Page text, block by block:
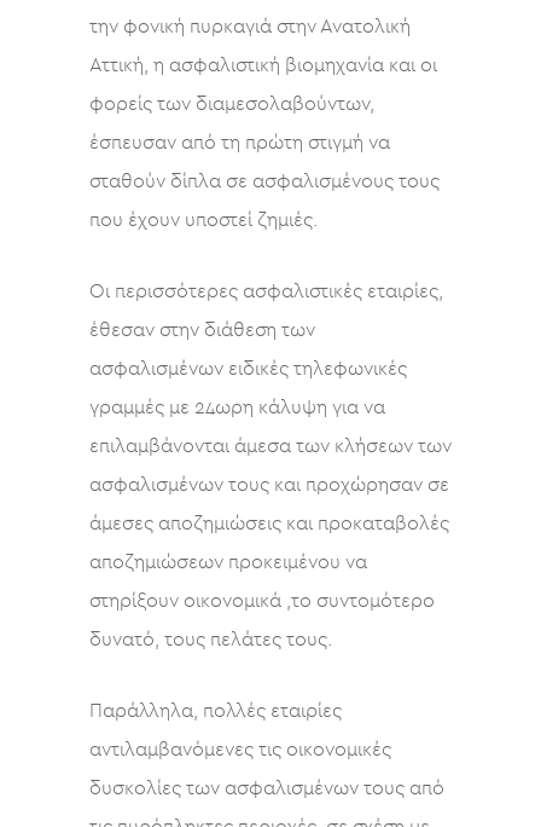
την φονική πυρκαγιά στην Ανατολική
Αττική, η ασφαλιστική βιομηχανία και οι
φορείς των διαμεσολαβούντων,
έσπευσαν από τη πρώτη στιγμή να
σταθούν δίπλα σε ασφαλισμένους τους
που έχουν υποστεί ζημιές.
Οι περισσότερες ασφαλιστικές εταιρίες,
έθεσαν στην διάθεση των
ασφαλισμένων ειδικές τηλεφωνικές
γραμμές με 24ωρη κάλυψη για να
επιλαμβάνονται άμεσα των κλήσεων των
ασφαλισμένων τους και προχώρησαν σε
άμεσες αποζημιώσεις και προκαταβολές
αποζημιώσεων προκειμένου να
στηρίξουν οικονομικά ,το συντομότερο
δυνατό, τους πελάτες τους.
Παράλληλα, πολλές εταιρίες
αντιλαμβανόμενες τις οικονομικές
δυσκολίες των ασφαλισμένων τους από